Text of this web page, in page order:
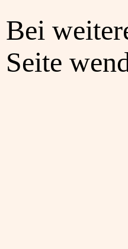
Bei
Seite